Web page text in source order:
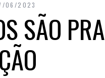
06/2023
SÃO